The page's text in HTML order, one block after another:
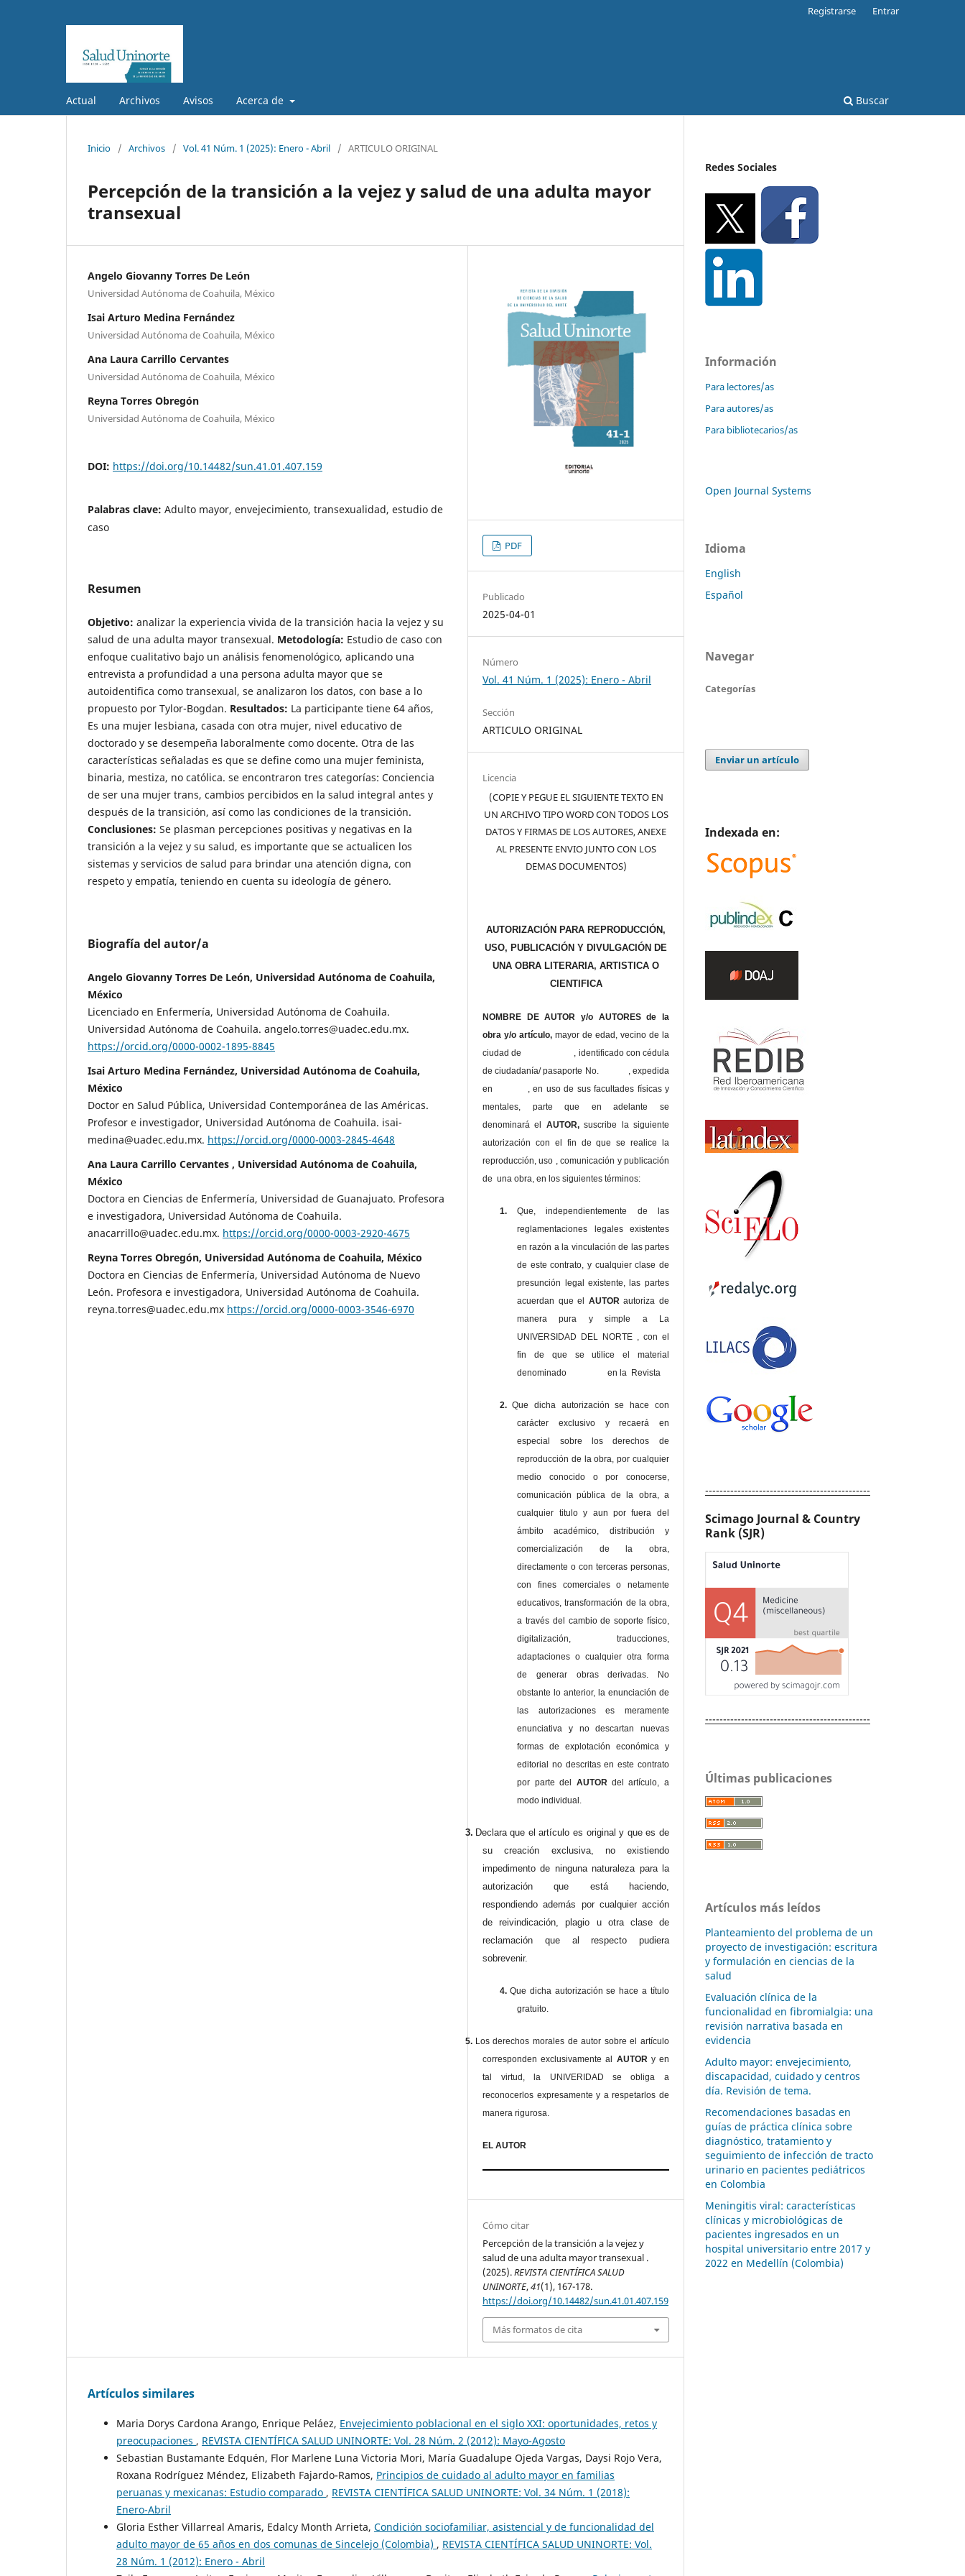
Actual Archivos Avisos Acerca de Buscar
Registrarse Entrar
Inicio / Archivos / Vol. 41 Núm. 1 (2025): Enero - Abril / ARTICULO ORIGINAL
Percepción de la transición a la vejez y salud de una adulta mayor
transexual
Angelo Giovanny Torres De León
Universidad Autónoma de Coahuila, México
Isai Arturo Medina Fernández
Universidad Autónoma de Coahuila, México
Ana Laura Carrillo Cervantes
Universidad Autónoma de Coahuila, México
Reyna Torres Obregón
Universidad Autónoma de Coahuila, México
DOI: https://doi.org/10.14482/sun.41.01.407.159
Palabras clave: Adulto mayor, envejecimiento, transexualidad, estudio de
caso
Resumen
Objetivo: analizar la experiencia vivida de la transición hacia la vejez y su
salud de una adulta mayor transexual. Metodología: Estudio de caso con
enfoque cualitativo bajo un análisis fenomenológico, aplicando una
entrevista a profundidad a una persona adulta mayor que se
autoidentifica como transexual, se analizaron los datos, con base a lo
propuesto por Tylor-Bogdan. Resultados: La participante tiene 64 años,
Es una mujer lesbiana, casada con otra mujer, nivel educativo de
doctorado y se desempeña laboralmente como docente. Otra de las
características señaladas es que se define como una mujer feminista,
binaria, mestiza, no católica. se encontraron tres categorías: Conciencia
de ser una mujer trans, cambios percibidos en la salud integral antes y
después de la transición, así como las condiciones de la transición.
Conclusiones: Se plasman percepciones positivas y negativas en la
transición a la vejez y su salud, es importante que se actualicen los
sistemas y servicios de salud para brindar una atención digna, con
respeto y empatía, teniendo en cuenta su ideología de género.
Biografía del autor/a
Angelo Giovanny Torres De León, Universidad Autónoma de Coahuila,
México
Licenciado en Enfermería, Universidad Autónoma de Coahuila.
Universidad Autónoma de Coahuila. angelo.torres@uadec.edu.mx.
https://orcid.org/0000-0002-1895-8845
Isai Arturo Medina Fernández, Universidad Autónoma de Coahuila,
México
Doctor en Salud Pública, Universidad Contemporánea de las Américas.
Profesor e investigador, Universidad Autónoma de Coahuila. isai-
medina@uadec.edu.mx. https://orcid.org/0000-0003-2845-4648
Ana Laura Carrillo Cervantes , Universidad Autónoma de Coahuila,
México
Doctora en Ciencias de Enfermería, Universidad de Guanajuato. Profesora
e investigadora, Universidad Autónoma de Coahuila.
anacarrillo@uadec.edu.mx. https://orcid.org/0000-0003-2920-4675
Reyna Torres Obregón, Universidad Autónoma de Coahuila, México
Doctora en Ciencias de Enfermería, Universidad Autónoma de Nuevo
León. Profesora e investigadora, Universidad Autónoma de Coahuila.
reyna.torres@uadec.edu.mx https://orcid.org/0000-0003-3546-6970
PDF
Publicado
2025-04-01
Número
Vol. 41 Núm. 1 (2025): Enero - Abril
Sección
ARTICULO ORIGINAL
Licencia
(COPIE Y PEGUE EL SIGUIENTE TEXTO EN
UN ARCHIVO TIPO WORD CON TODOS LOS
DATOS Y FIRMAS DE LOS AUTORES, ANEXE
AL PRESENTE ENVIO JUNTO CON LOS
DEMAS DOCUMENTOS)
AUTORIZACIÓN PARA REPRODUCCIÓN,
USO, PUBLICACIÓN Y DIVULGACIÓN DE
UNA OBRA LITERARIA, ARTISTICA O
CIENTIFICA
NOMBRE DE AUTOR y/o AUTORES de la
obra y/o artículo,mayor de edad, vecino de la
ciudad de , identificado con cédula
de ciudadanía/ pasaporte No. , expedida
en , en uso de sus facultades físicas y
mentales, parte que en adelante se
denominará el AUTOR,suscribe la siguiente
autorización con el fin de que se realice la
reproducción, uso , comunicación y publicación
de una obra, en los siguientes términos:
1.
Que, independientemente de las
reglamentaciones legales existentes
en razón a la vinculación de las partes
de este contrato, y cualquier clase de
presunción legal existente, las partes
acuerdan que el AUTORautoriza de
manera pura y simple a La
UNIVERSIDAD DEL NORTE , con el
fin de que se utilice el material
denominado en la Revista
2. Que dicha autorización se hace con
carácter exclusivo y recaerá en
especial sobre los derechos de
reproducción de la obra, por cualquier
medio conocido o por conocerse,
comunicación pública de la obra, a
cualquier titulo y aun por fuera del
ámbito académico, distribución y
comercialización de la obra,
directamente o con terceras personas,
con fines comerciales o netamente
educativos, transformación de la obra,
a través del cambio de soporte físico,
digitalización, traducciones,
adaptaciones o cualquier otra forma
de generar obras derivadas. No
obstante lo anterior, la enunciación de
las autorizaciones es meramente
enunciativa y no descartan nuevas
formas de explotación económica y
editorial no descritas en este contrato
por parte del AUTOR del artículo, a
modo individual.
3. Declara que el artículo es original y que es de
su creación exclusiva, no existiendo
impedimento de ninguna naturaleza para la
autorización que está haciendo,
respondiendo además por cualquier acción
de reivindicación, plagio u otra clase de
reclamación que al respecto pudiera
sobrevenir.
4. Que dicha autorización se hace a título
gratuito.
5. Los derechos morales de autor sobre el artículo
corresponden exclusivamente al AUTOR y en
tal virtud, la UNIVERIDAD se obliga a
reconocerlos expresamente y a respetarlos de
manera rigurosa.
EL AUTOR
Cómo citar
Percepción de la transición a la vejez y
salud de una adulta mayor transexual .
(2025).REVISTA CIENTÍFICA SALUD
UNINORTE,41(1), 167-178.
https://doi.org/10.14482/sun.41.01.407.159
Más formatos de cita
Artículos similares
Maria Dorys Cardona Arango, Enrique Peláez, Envejecimiento poblacional en el siglo XXI: oportunidades, retos y
preocupaciones , REVISTA CIENTÍFICA SALUD UNINORTE: Vol. 28 Núm. 2 (2012): Mayo-Agosto
Sebastian Bustamante Edquén, Flor Marlene Luna Victoria Mori, María Guadalupe Ojeda Vargas, Daysi Rojo Vera,
Roxana Rodríguez Méndez, Elizabeth Fajardo-Ramos, Principios de cuidado al adulto mayor en familias
peruanas y mexicanas: Estudio comparado , REVISTA CIENTÍFICA SALUD UNINORTE: Vol. 34 Núm. 1 (2018):
Enero-Abril
Gloria Esther Villarreal Amaris, Edalcy Month Arrieta, Condición sociofamiliar, asistencial y de funcionalidad del
adulto mayor de 65 años en dos comunas de Sincelejo (Colombia) , REVISTA CIENTÍFICA SALUD UNINORTE: Vol.
28 Núm. 1 (2012): Enero - Abril
Redes Sociales
Información
Para lectores/as
Para autores/as
Para bibliotecarios/as
Open Journal Systems
Idioma
English
Español
Navegar
Categorías
Enviar un artículo
Indexada en:
----------------------------------------------
Scimago Journal & Country
Rank (SJR)
----------------------------------------------
Últimas publicaciones
Artículos más leídos
Planteamiento del problema de un
proyecto de investigación: escritura
y formulación en ciencias de la
salud
Evaluación clínica de la
funcionalidad en fibromialgia: una
revisión narrativa basada en
evidencia
Adulto mayor: envejecimiento,
discapacidad, cuidado y centros
día. Revisión de tema.
Recomendaciones basadas en
guías de práctica clínica sobre
diagnóstico, tratamiento y
seguimiento de infección de tracto
urinario en pacientes pediátricos
en Colombia
Meningitis viral: características
clínicas y microbiológicas de
pacientes ingresados en un
hospital universitario entre 2017 y
2022 en Medellín (Colombia)